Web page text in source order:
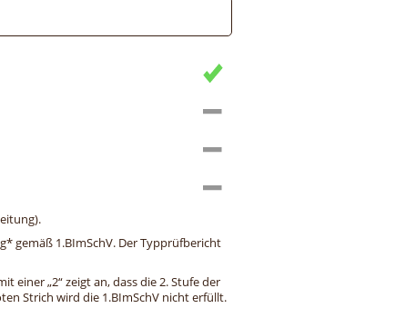
gemäß 1.BImSchV. Der Typprüfbericht
einer „2“ zeigt an, dass die 2. Stufe der
Strich wird die 1.BImSchV nicht erfüllt.